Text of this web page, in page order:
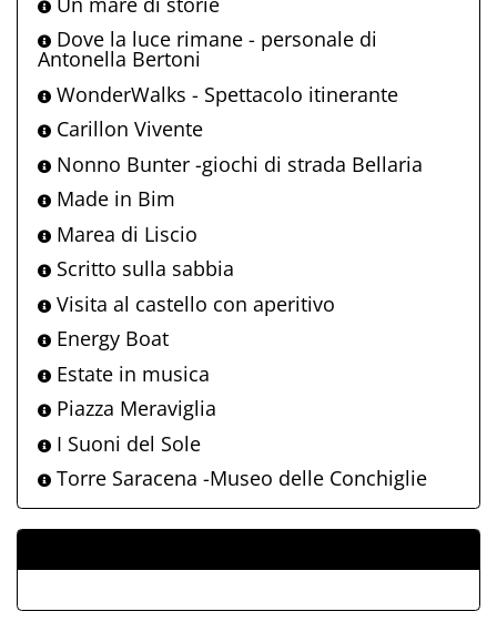
Dove la luce rimane - personale di
Antonella Bertoni
WonderWalks - Spettacolo itinerante
Carillon Vivente
Nonno Bunter -giochi di strada Bellaria
Made in Bim
Marea di Liscio
Scritto sulla sabbia
Visita al castello con aperitivo
Energy Boat
Estate in musica
Piazza Meraviglia
I Suoni del Sole
Torre Saracena -Museo delle Conchiglie